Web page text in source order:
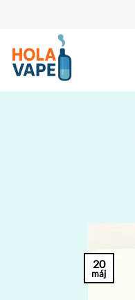
content
20
máj